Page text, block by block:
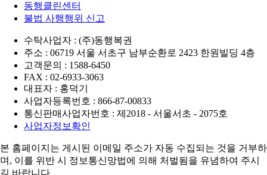
동행클린센터
불법 사행행위 신고
수탁사업자 : (주)동행복권
주소 : 06719 서울 서초구 남부순환로 2423 한원빌딩 4층
고객문의 : 1588-6450
FAX : 02-6933-3063
대표자 : 홍덕기
사업자등록번호 : 866-87-00833
통신판매사업자번호 : 제2018 - 서울서초 - 2075호
사업자정보확인
본 홈페이지는 게시된 이메일 주소가 자동 수집되는 것을 거부하
며, 이를 위반 시 정보통신망법에 의해 처벌됨을 유념하여 주시